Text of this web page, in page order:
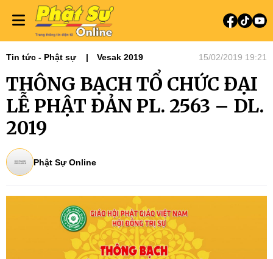
Tin tức - Phật sự Vesak 2019 15/02/2019 19:21
THÔNG BẠCH TỔ CHỨC ĐẠI
LỄ PHẬT ĐẢN PL. 2563 – DL.
2019
Phật Sự Online